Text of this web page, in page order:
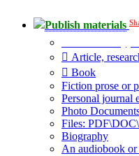
Publish materials
Article,
Book
Fiction prose or
Personal journal
Photo
Files:
Biography
An audiobook